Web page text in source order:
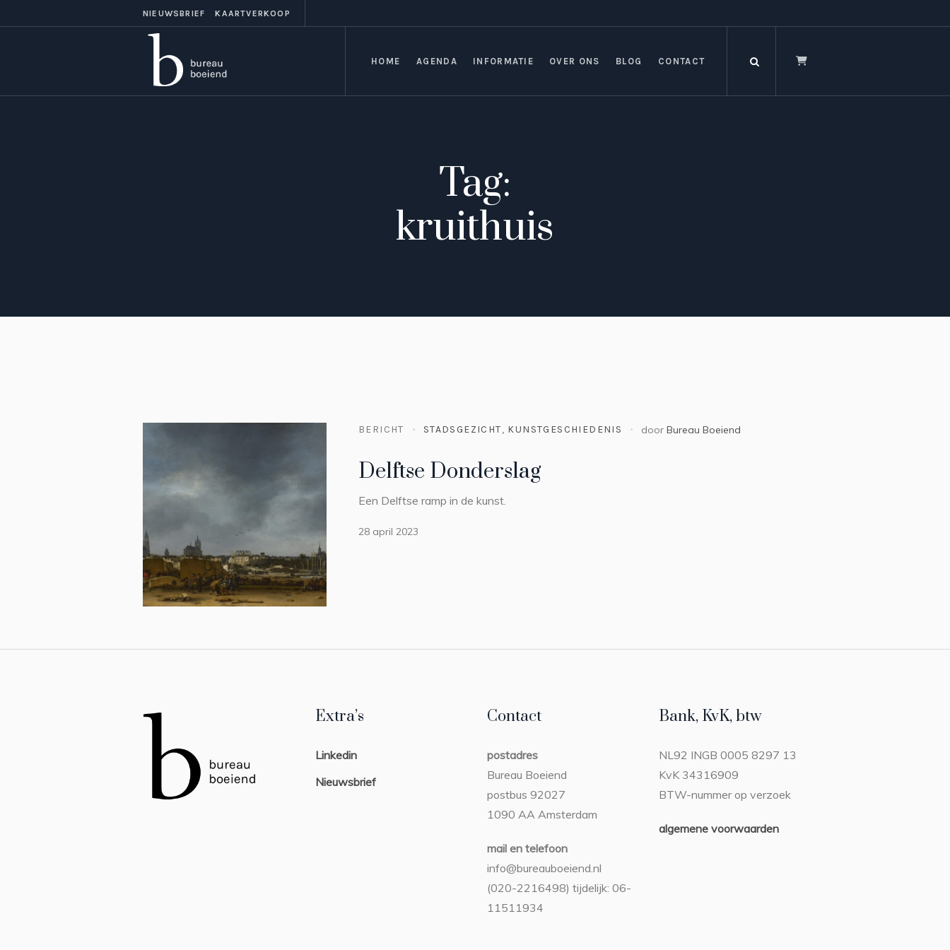
NIEUWSBRIEF KAARTVERKOOP
HOME AGENDA INFORMATIE OVER ONS BLOG CONTACT
Tag:
kruithuis
BERICHT STADSGEZICHT, KUNSTGESCHIEDENIS doorBureau Boeiend
Delftse Donderslag
Een Delftse ramp in de kunst.
28 april 2023
Extra’s
Linkedin
Nieuwsbrief
Contact
postadres
Bureau Boeiend
postbus 92027
1090 AA Amsterdam
mail en telefoon
info@bureauboeiend.nl
(020-2216498) tijdelijk: 06-
11511934
Bank, KvK, btw
NL92 INGB 0005 8297 13
KvK 34316909
BTW-nummer op verzoek
algemene voorwaarden